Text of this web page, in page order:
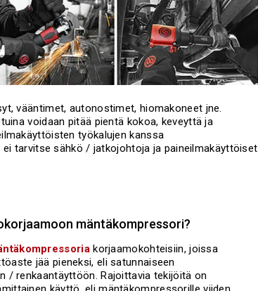
vääntimet, autonostimet, hiomakoneet jne.
voidaan pitää pientä kokoa, keveyttä ja
työkalujen kanssa
tarvitse sähkö / jatkojohtoja ja paineilmakäyttöiset
mäntäkompressori?
korjaamokohteisiin, joissa
jää pieneksi, eli satunnaiseen
/ renkaantäyttöön. Rajoittavia tekijöitä on